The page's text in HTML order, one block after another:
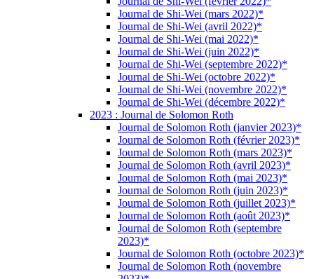
Journal de Shi-Wei (mars 2022)*
Journal de Shi-Wei (avril 2022)*
Journal de Shi-Wei (mai 2022)*
Journal de Shi-Wei (juin 2022)*
Journal de Shi-Wei (septembre 2022)*
Journal de Shi-Wei (octobre 2022)*
Journal de Shi-Wei (novembre 2022)*
Journal de Shi-Wei (décembre 2022)*
2023 : Journal de Solomon Roth
Journal de Solomon Roth (janvier 2023)*
Journal de Solomon Roth (février 2023)*
Journal de Solomon Roth (mars 2023)*
Journal de Solomon Roth (avril 2023)*
Journal de Solomon Roth (mai 2023)*
Journal de Solomon Roth (juin 2023)*
Journal de Solomon Roth (juillet 2023)*
Journal de Solomon Roth (août 2023)*
Journal de Solomon Roth (septembre
2023)*
Journal de Solomon Roth (octobre 2023)*
Journal de Solomon Roth (novembre